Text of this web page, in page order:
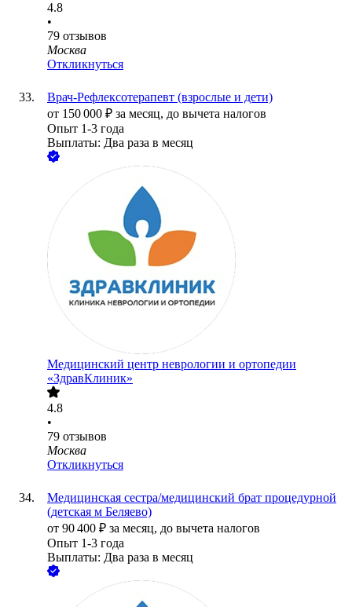
4.8
•
79 отзывов
Москва
Откликнуться
Врач-Рефлексотерапевт (взрослые и дети)
от 150 000 ₽ за месяц, до вычета налогов
Опыт 1-3 года
Выплаты: Два раза в месяц
Медицинский центр неврологии и ортопедии
«ЗдравКлиник»
4.8
•
79 отзывов
Москва
Откликнуться
Медицинская сестра/медицинский брат процедурной
(детская м Беляево)
от 90 400 ₽ за месяц, до вычета налогов
Опыт 1-3 года
Выплаты: Два раза в месяц